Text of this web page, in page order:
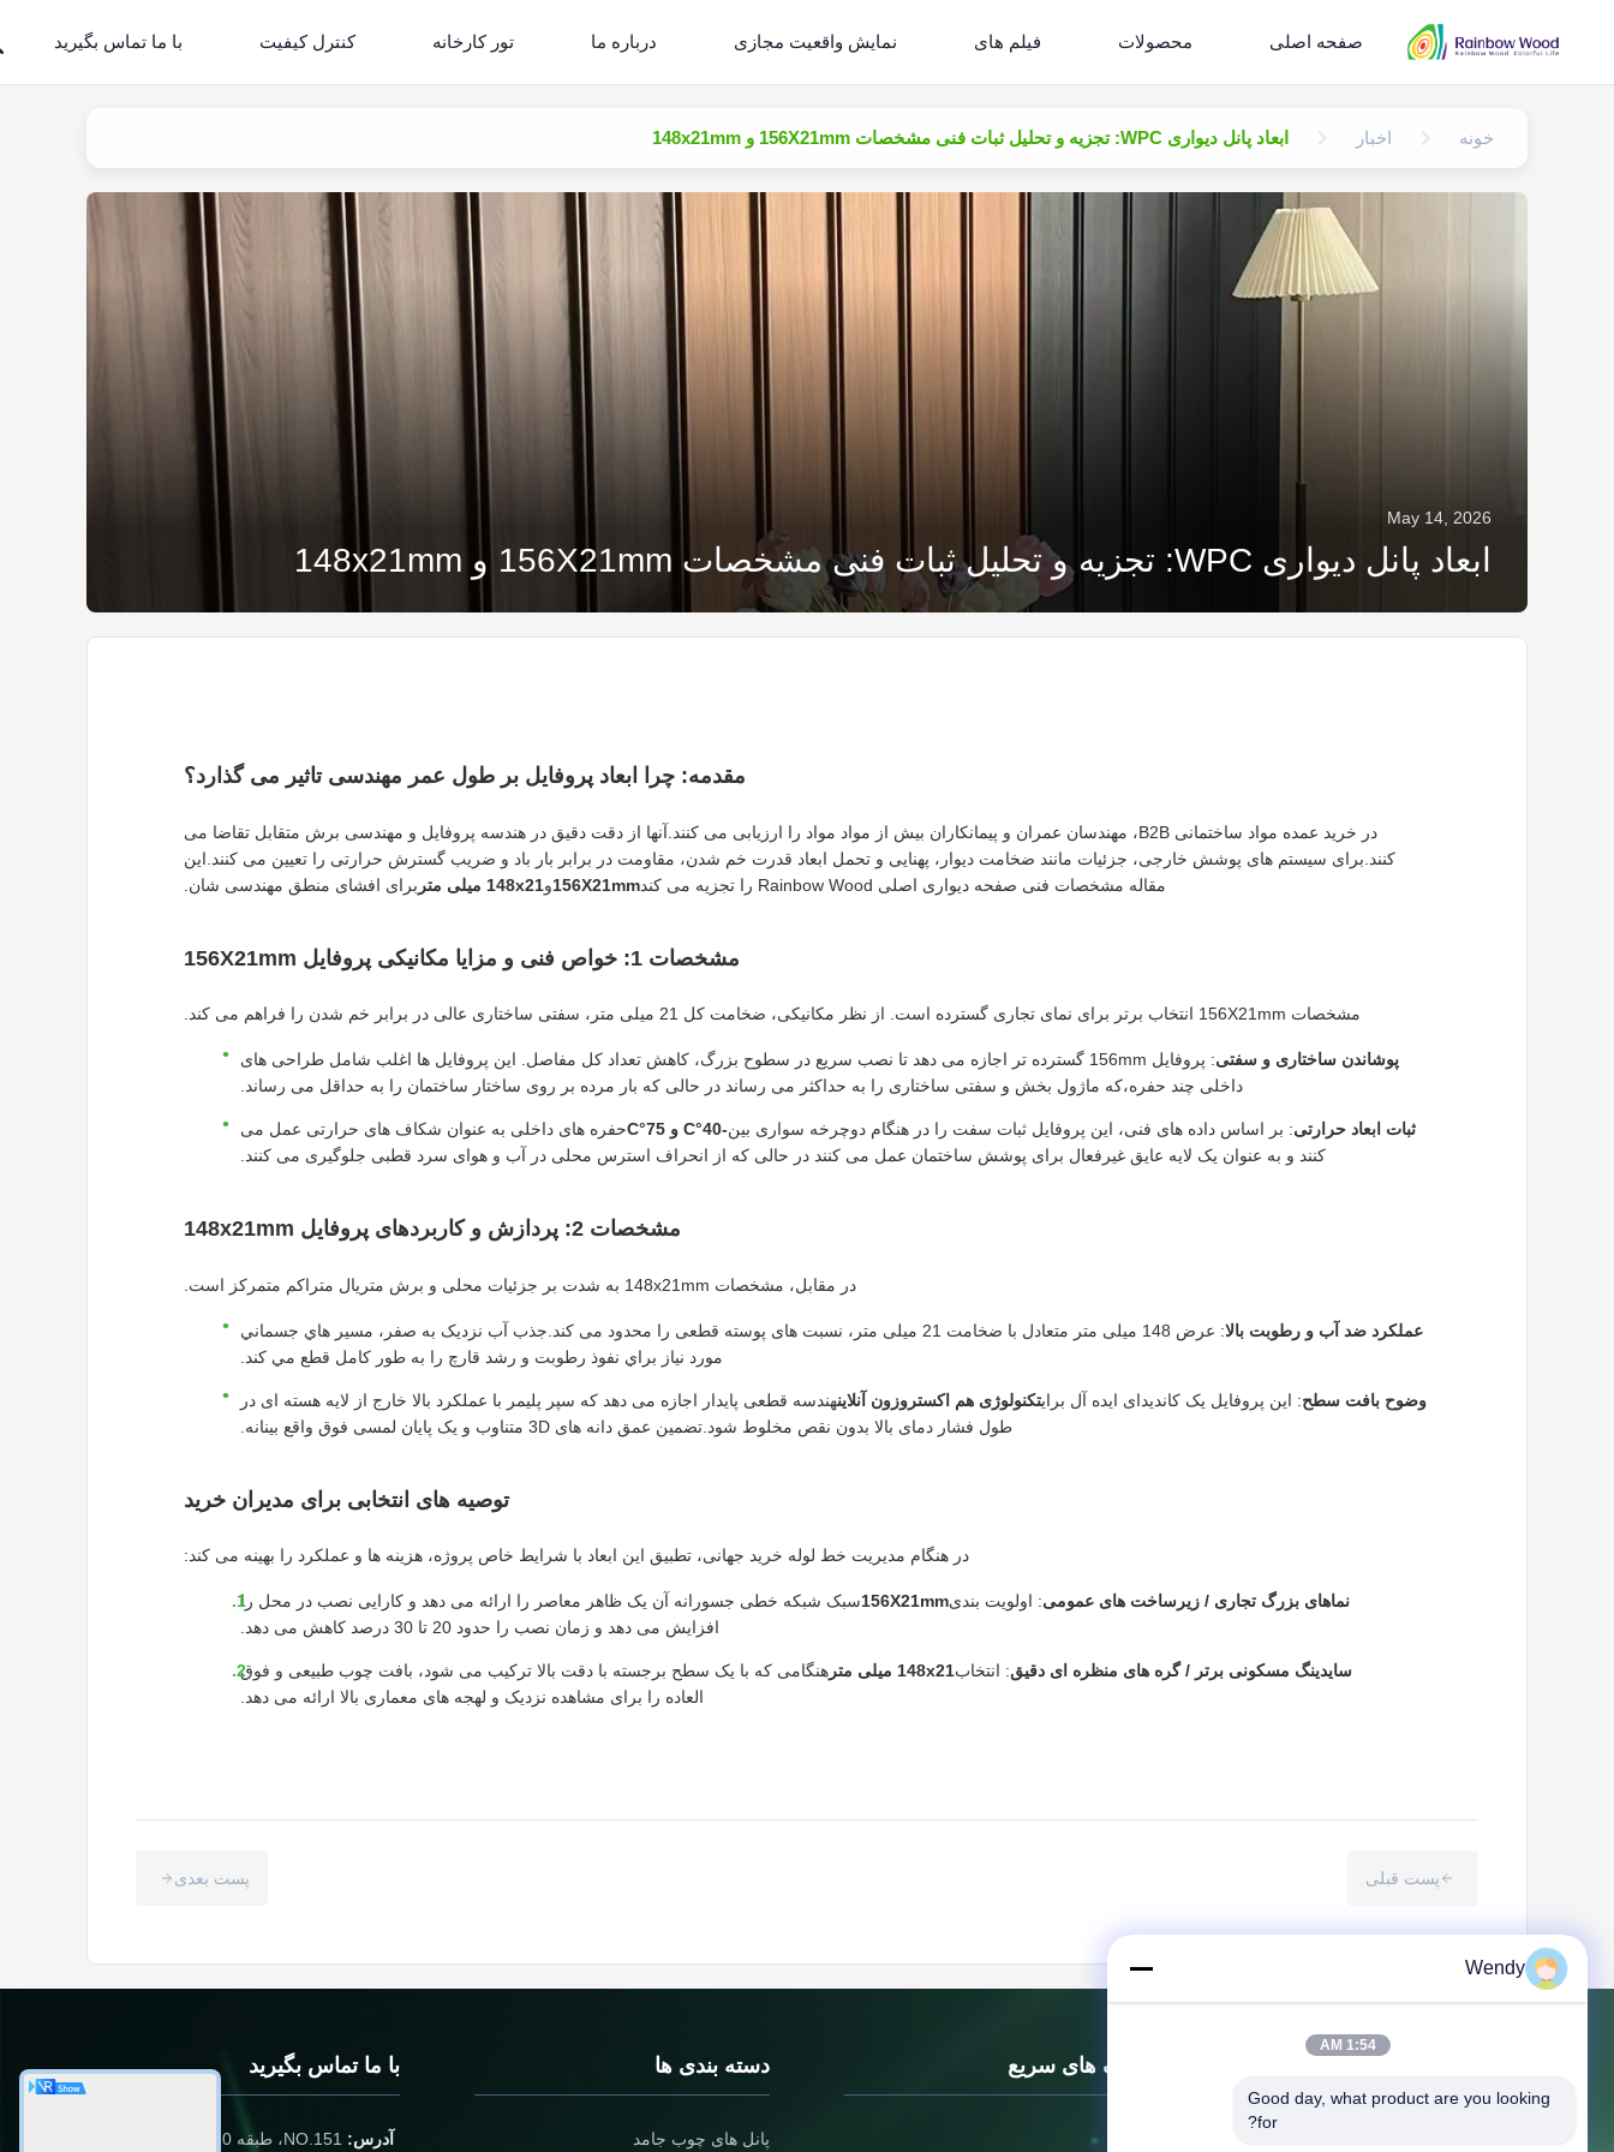
صفحه اصلی محصولات فیلم های نمایش واقعیت مجازی درباره ما تور کارخانه کنترل کیفیت با ما تماس بگیرید
خونه اخبار ابعاد پانل دیواری WPC: تجزیه و تحلیل ثبات فنی مشخصات 156X21mm و 148x21mm
May 14, 2026
ابعاد پانل دیواری WPC: تجزیه و تحلیل ثبات فنی مشخصات 156X21mm و 148x21mm
مقدمه: چرا ابعاد پروفایل بر طول عمر مهندسی تاثیر می گذارد؟
در خرید عمده مواد ساختمانی B2B، مهندسان عمران و پیمانکاران بیش از مواد مواد را ارزیابی می کنند.آنها از دقت دقیق در هندسه پروفایل و مهندسی برش متقابل تقاضا می
کنند.برای سیستم های پوشش خارجی، جزئیات مانند ضخامت دیوار، پهنایی و تحمل ابعاد قدرت خم شدن، مقاومت در برابر بار باد و ضریب گسترش حرارتی را تعیین می کنند.این
مقاله مشخصات فنی صفحه دیواری اصلی Rainbow Wood را تجزیه می کند
156X21mmو148x21 میلی متر برای افشای منطق مهندسی شان.
مشخصات 1: خواص فنی و مزایا مکانیکی پروفایل 156X21mm
مشخصات 156X21mm انتخاب برتر برای نمای تجاری گسترده است. از نظر مکانیکی، ضخامت کل 21 میلی متر، سفتی ساختاری عالی در برابر خم شدن را فراهم می کند.
پوشاندن ساختاری و سفتی
: پروفایل 156mm گسترده تر اجازه می دهد تا نصب سریع در سطوح بزرگ، کاهش تعداد کل مفاصل. این پروفایل ها اغلب شامل طراحی های
داخلی چند حفره،که ماژول بخش و سفتی ساختاری را به حداکثر می رساند در حالی که بار مرده بر روی ساختار ساختمان را به حداقل می رساند.
ثبات ابعاد حرارتی: بر اساس داده های فنی، این پروفایل ثبات سفت را در هنگام دوچرخه سواری بین-40°C و 75°C
حفره های داخلی به عنوان شکاف های حرارتی عمل می
کنند و به عنوان یک لایه عایق غیرفعال برای پوشش ساختمان عمل می کنند در حالی که از انحراف استرس محلی در آب و هوای سرد قطبی جلوگیری می کنند.
مشخصات 2: پردازش و کاربردهای پروفایل 148x21mm
در مقابل، مشخصات 148x21mm به شدت بر جزئیات محلی و برش متریال متراکم متمرکز است.
عملکرد ضد آب و رطوبت بالا
: عرض 148 میلی متر متعادل با ضخامت 21 میلی متر، نسبت های پوسته قطعی را محدود می کند.جذب آب نزديک به صفر، مسير هاي جسماني
مورد نياز براي نفوذ رطوبت و رشد قارچ را به طور کامل قطع مي کند.
وضوح بافت سطح: این پروفایل یک کاندیدای ایده آل برایتکنولوژی هم اکستروزون آنلاینهندسه قطعی پایدار اجازه می دهد که سپر پلیمر با عملکرد بالا خارج از لایه هسته ای در
طول فشار دمای بالا بدون نقص مخلوط شود.تضمین عمق دانه های 3D متناوب و یک پایان لمسی فوق واقع بینانه.
توصیه های انتخابی برای مدیران خرید
در هنگام مدیریت خط لوله خرید جهانی، تطبیق این ابعاد با شرایط خاص پروژه، هزینه ها و عملکرد را بهینه می کند:
نماهای بزرگ تجاری / زیرساخت های عمومی: اولویت بندی156X21mmسبک شبکه خطی جسورانه آن یک ظاهر معاصر را ارائه می دهد و کارایی نصب در محل را
افزایش می دهد و زمان نصب را حدود 20 تا 30 درصد کاهش می دهد.
سایدینگ مسکونی برتر / گره های منظره ای دقیق: انتخاب148x21 میلی متر
هنگامی که با یک سطح برجسته با دقت بالا ترکیب می شود، بافت چوب طبیعی و فوق
العاده را برای مشاهده نزدیک و لهجه های معماری بالا ارائه می دهد.
پست قبلی پست بعدی
لینک های سریع دسته بندی ها
پانل های چوب جامد
با ما تماس بگیرید
آدرس:
Wendy
1:54 AM
Good day, what product are you looking
for?